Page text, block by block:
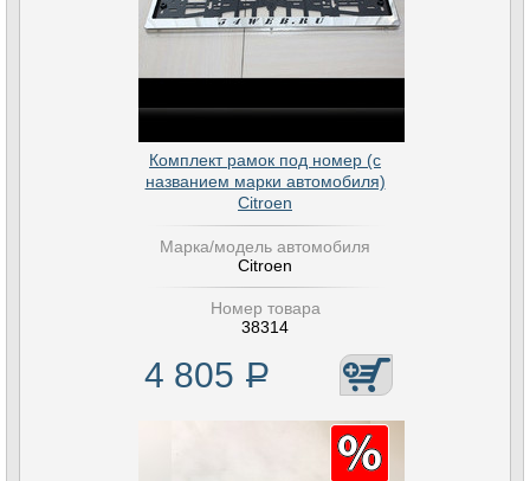
Комплект рамок под номер (с
названием марки автомобиля)
Citroen
Марка/модель автомобиля
Citroen
Номер товара
38314
4 805 Р